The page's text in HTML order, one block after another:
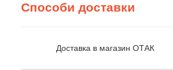
Способи доставки
Доставка в магазин ОТАК